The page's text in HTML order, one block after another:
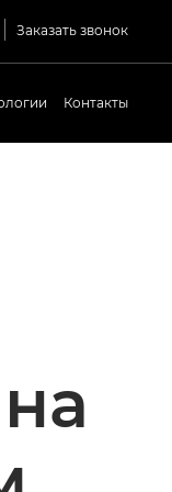
Заказать звонок
Контакты